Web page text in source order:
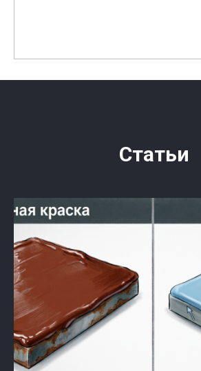
Статьи